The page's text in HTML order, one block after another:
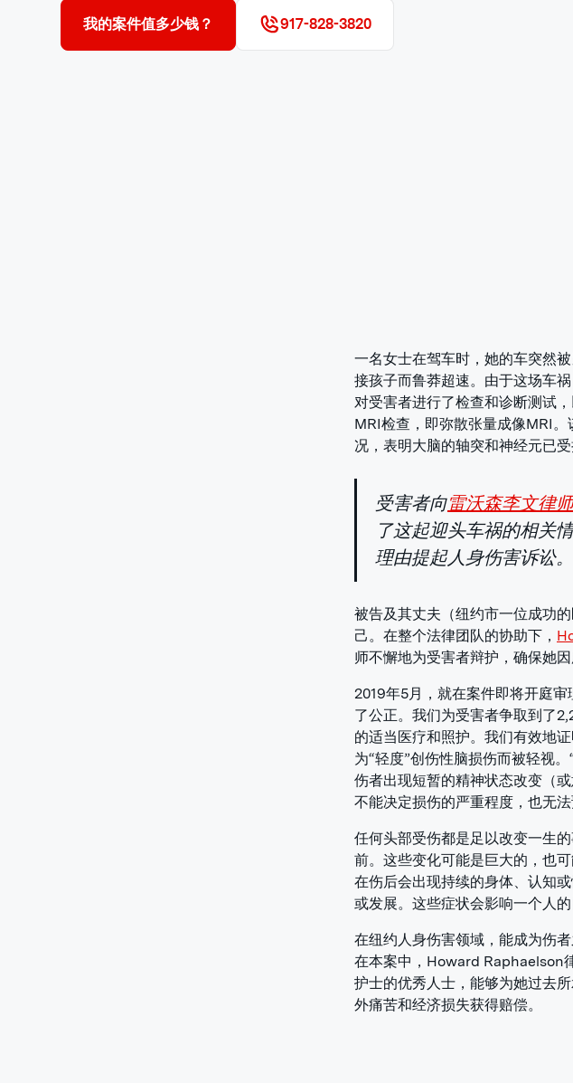
我的案件值多少钱？ 917-828-3820
一名女士在驾车时，她的车突然
接孩子而鲁莽超速。由于这场车
对受害者进行了检查和诊断测试
MRI检查，即弥散张量成像MRI
况，表明大脑的轴突和神经元已
受害者向雷沃森李文律
了这起迎头车祸的相关
理由提起人身伤害诉讼。
被告及其丈夫（纽约市一位成功
己。在整个法律团队的协助下，
师不懈地为受害者辩护，确保她
2019年5月，就在案件即将开庭
了公正。我们为受害者争取到了
的适当医疗和照护。我们有效地
为“轻度”创伤性脑损伤而被轻视
伤者出现短暂的精神状态改变（
不能决定损伤的严重程度，也无
任何头部受伤都是足以改变一生
前。这些变化可能是巨大的，也
在伤后会出现持续的身体、认知
或发展。这些症状会影响一个人
在纽约人身伤害领域，能成为伤
在本案中，Howard Raphaelson
护士的优秀人士，能够为她过去
外痛苦和经济损失获得赔偿。